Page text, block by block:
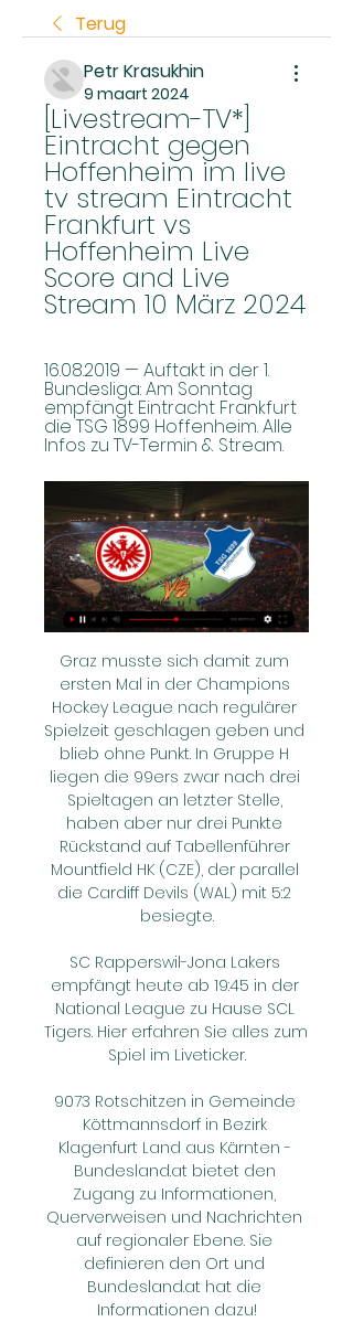
Terug
Petr Krasukhin
9 maart 2024
[Livestream-TV*]
Eintracht gegen
Hoffenheim im live
tv stream Eintracht
Frankfurt vs
Hoffenheim Live
Score and Live
Stream 10 März 2024
16.08.2019 — Auftakt in der 1.
Bundesliga: Am Sonntag
empfängt Eintracht Frankfurt
die TSG 1899 Hoffenheim. Alle
Infos zu TV-Termin & Stream.
Graz musste sich damit zum
ersten Mal in der Champions
Hockey League nach regulärer
Spielzeit geschlagen geben und
blieb ohne Punkt. In Gruppe H
liegen die 99ers zwar nach drei
Spieltagen an letzter Stelle,
haben aber nur drei Punkte
Rückstand auf Tabellenführer
Mountfield HK (CZE), der parallel
die Cardiff Devils (WAL) mit 5:2
besiegte.
SC Rapperswil-Jona Lakers
empfängt heute ab 19:45 in der
National League zu Hause SCL
Tigers. Hier erfahren Sie alles zum
Spiel im Liveticker.
9073 Rotschitzen in Gemeinde
Köttmannsdorf in Bezirk
Klagenfurt Land aus Kärnten -
Bundesland.at bietet den
Zugang zu Informationen,
Querverweisen und Nachrichten
auf regionaler Ebene. Sie
definieren den Ort und
Bundesland.at hat die
Informationen dazu!